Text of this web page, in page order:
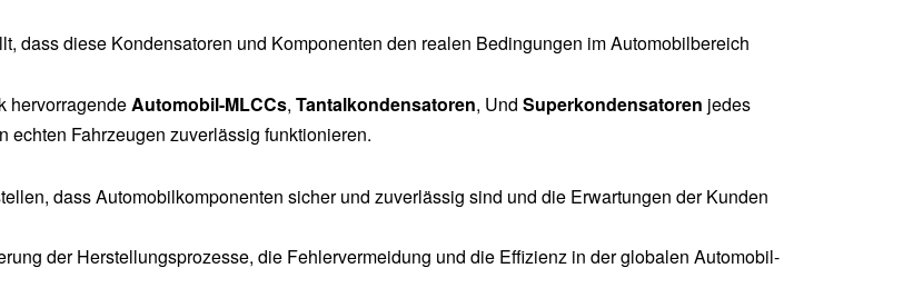
dass diese Kondensatoren und Komponenten den realen Bedingungen im Automobilbereich
hervorragendeAutomobil-MLCCs,Tantalkondensatoren, UndSuperkondensatoren jedes
echten Fahrzeugen zuverlässig funktionieren.
dass Automobilkomponenten sicher und zuverlässig sind und die Erwartungen der Kunden
der Herstellungsprozesse, die Fehlervermeidung und die Effizienz in der globalen Automobil-